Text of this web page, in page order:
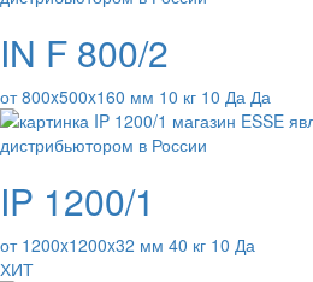
IN F 800/2
от 800x500x160 мм 10 кг 10 Да Да
IP 1200/1
от 1200x1200x32 мм 40 кг 10 Да
ХИТ